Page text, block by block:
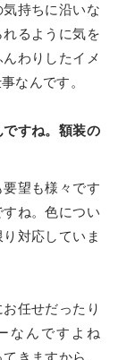
持ちに沿いな
るように気を
わりしたイメ
なんです。
すね。額装の
要望も様々です
ね。色につい
対応していま
任せだったり
なんですよね
きますから、